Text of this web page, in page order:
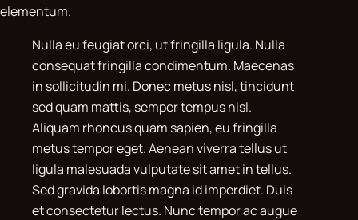
elementum.
Nulla eu feugiat orci, ut fringilla ligula. Nulla
consequat fringilla condimentum. Maecenas
in sollicitudin mi. Donec metus nisl, tincidunt
sed quam mattis, semper tempus nisl.
Aliquam rhoncus quam sapien, eu fringilla
metus tempor eget. Aenean viverra tellus ut
ligula malesuada vulputate sit amet in tellus.
Sed gravida lobortis magna id imperdiet. Duis
et consectetur lectus. Nunc tempor ac augue